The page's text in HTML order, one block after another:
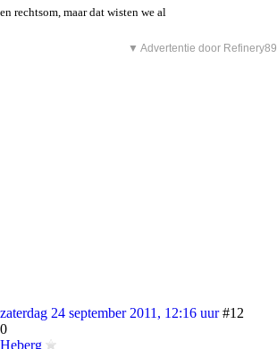
en rechtsom, maar dat wisten we al
▼ Advertentie door Refinery89
zaterdag 24 september 2011, 12:16 uur #12
0
Heberg